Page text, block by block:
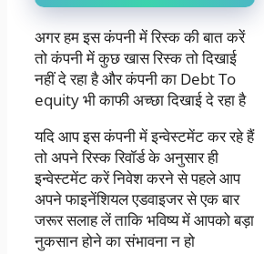
अगर हम इस कंपनी में रिस्क की बात करें
तो कंपनी में कुछ खास रिस्क तो दिखाई
नहीं दे रहा है और कंपनी का Debt To
equity भी काफी अच्छा दिखाई दे रहा है
यदि आप इस कंपनी में इन्वेस्टमेंट कर रहे हैं
तो अपने रिस्क रिवॉर्ड के अनुसार ही
इन्वेस्टमेंट करें निवेश करने से पहले आप
अपने फाइनेंशियल एडवाइजर से एक बार
जरूर सलाह लें ताकि भविष्य में आपको बड़ा
नुकसान होने का संभावना न हो